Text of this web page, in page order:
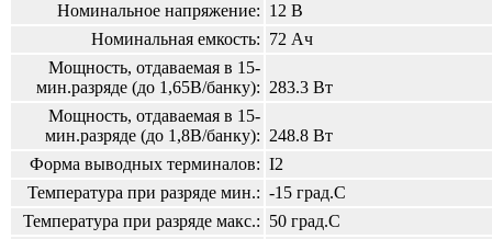
Номинальное напряжение: 12 В
Номинальная емкость: 72 Ач
Мощность, отдаваемая в 15-
мин.разряде (до 1,65В/банку): 283.3 Вт
Мощность, отдаваемая в 15-
мин.разряде (до 1,8В/банку): 248.8 Вт
Форма выводных терминалов: I2
Температура при разряде мин.: -15 град.С
Температура при разряде макс.: 50 град.С